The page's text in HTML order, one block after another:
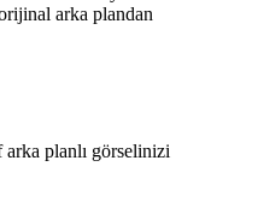
arka plandan
planlı görselinizi